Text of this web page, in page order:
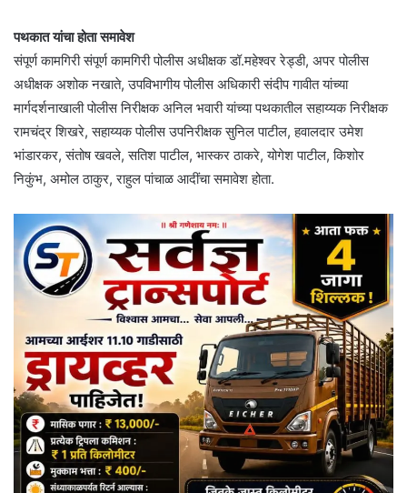
पथकात यांचा होता समावेश
संपूर्ण कामगिरी संपूर्ण कामगिरी पोलीस अधीक्षक डॉ.महेश्वर रेड्डी, अपर पोलीस
अधीक्षक अशोक नखाते, उपविभागीय पोलीस अधिकारी संदीप गावीत यांच्या
मार्गदर्शनाखाली पोलीस निरीक्षक अनिल भवारी यांच्या पथकातील सहाय्यक निरीक्षक
रामचंद्र शिखरे, सहाय्यक पोलीस उपनिरीक्षक सुनिल पाटील, हवालदार उमेश
भांडारकर, संतोष खवले, सतिश पाटील, भास्कर ठाकरे, योगेश पाटील, किशोर
निकुंभ, अमोल ठाकुर, राहुल पांचाळ आदींचा समावेश होता.